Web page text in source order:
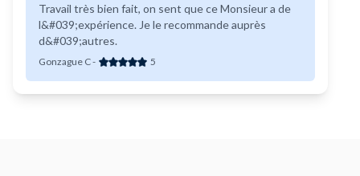
Travail très bien fait, on sent que ce Monsieur a de
l&#039;expérience. Je le recommande auprès
d&#039;autres.
Gonzague C- 5